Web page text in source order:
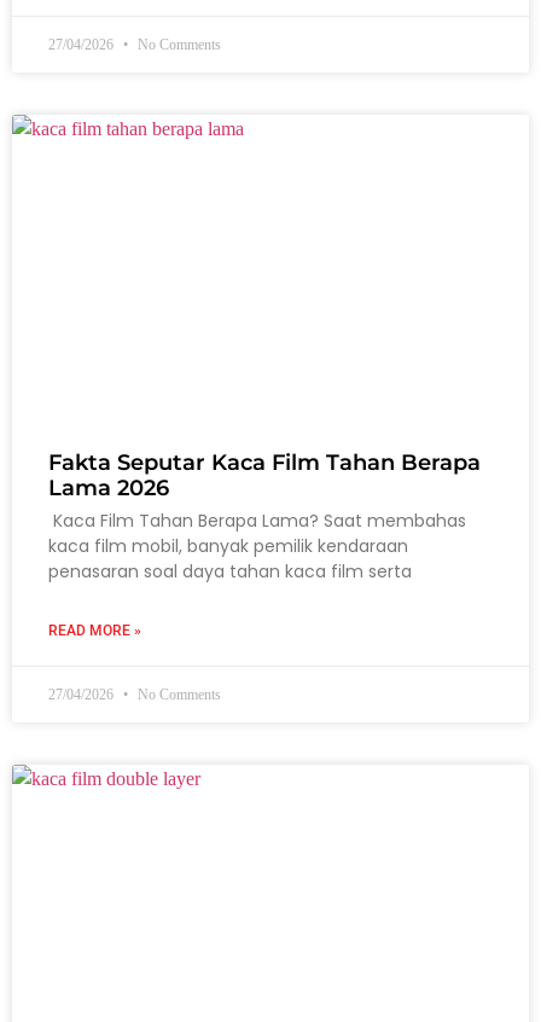
27/04/2026 No Comments
Fakta Seputar Kaca Film Tahan Berapa
Lama 2026
Kaca Film Tahan Berapa Lama? Saat membahas
kaca film mobil, banyak pemilik kendaraan
penasaran soal daya tahan kaca film serta
READ MORE »
27/04/2026 No Comments